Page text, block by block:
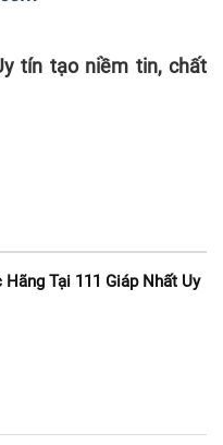
tín tạo niềm tin, chất
Tại 111 Giáp Nhất Uy